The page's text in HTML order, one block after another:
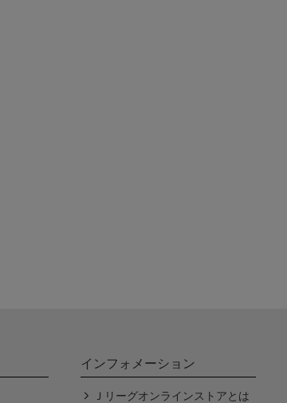
インフォメーション
Ｊリーグオンラインストアとは